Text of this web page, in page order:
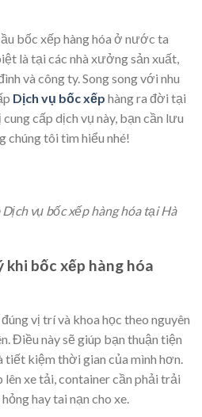
bốc xếp hàng hóa ở nước ta
là tại các nhà xưởng sản xuất,
và công ty. Song song với nhu
Dịch vụ bốc xếp hàng ra đời tại
cấp dịch vụ này, bạn cần lưu
chúng tôi tìm hiểu nhé!
vụ bốc xếp hàng hóa tại Hà
khi bốc xếp hàng hóa
vị trí và khoa học theo nguyên
Điều này sẽ giúp bạn thuận tiện
tiết kiệm thời gian của mình hơn.
lên xe tải, container cần phải trải
hay tai nạn cho xe.